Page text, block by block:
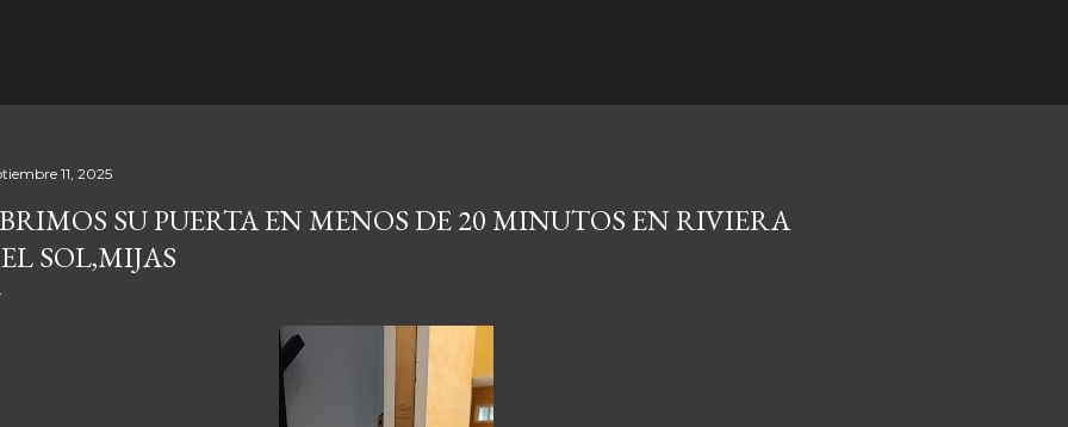
11, 2025
SU PUERTA EN MENOS DE 20 MINUTOS EN RIVIERA
SOL,MIJAS